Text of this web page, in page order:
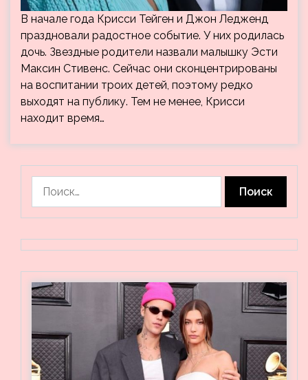
В начале года Крисси Тейген и Джон Ледженд
праздновали радостное событие. У них родилась
дочь. Звездные родители назвали малышку Эсти
Максин Стивенс. Сейчас они сконцентрированы
на воспитании троих детей, поэтому редко
выходят на публику. Тем не менее, Крисси
находит время…